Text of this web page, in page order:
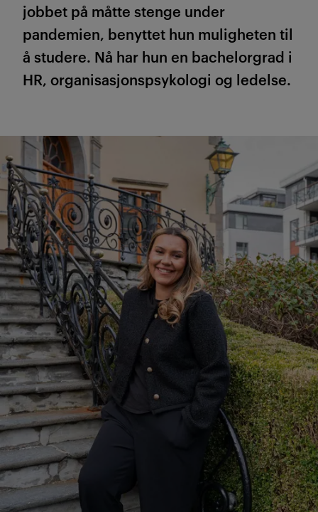
jobbet på måtte stenge under
pandemien, benyttet hun muligheten til
å studere. Nå har hun en bachelorgrad i
HR, organisasjonspsykologi og ledelse.